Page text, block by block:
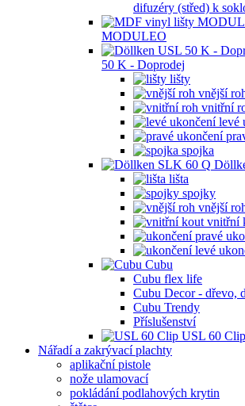
difuzéry (střed) k
MODULEO
50 K - Doprodej
lišty
vnější
vnitřní
levé
spojka
lišta
spojky
vnější
vnitřní
Cubu
Cubu flex life
Cubu Decor - dřevo,
Cubu Trendy
Příslušenství
USL 60 Clip
Nářadí a zakrývací plachty
aplikační pistole
nože ulamovací
pokládání podlahových krytin